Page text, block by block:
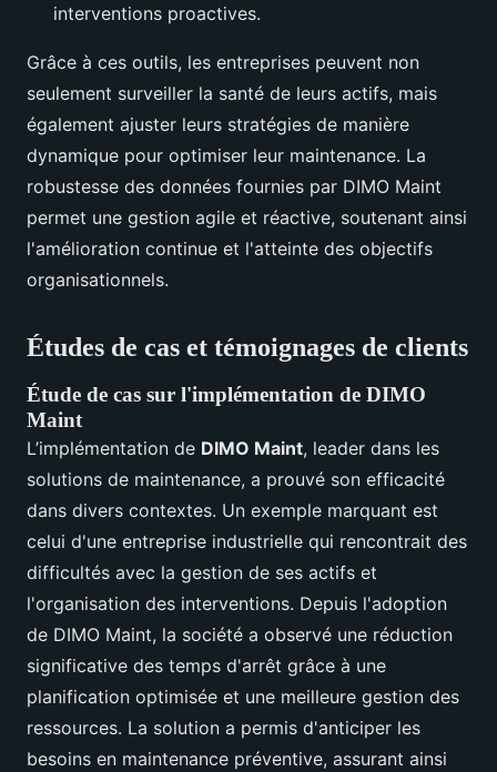
interventions proactives.
Grâce à ces outils, les entreprises peuvent non
seulement surveiller la santé de leurs actifs, mais
également ajuster leurs stratégies de manière
dynamique pour optimiser leur maintenance. La
robustesse des données fournies par DIMO Maint
permet une gestion agile et réactive, soutenant ainsi
l'amélioration continue et l'atteinte des objectifs
organisationnels.
Études de cas et témoignages de clients
Étude de cas sur l'implémentation de DIMO
Maint
L’implémentation de DIMO Maint, leader dans les
solutions de maintenance, a prouvé son efficacité
dans divers contextes. Un exemple marquant est
celui d'une entreprise industrielle qui rencontrait des
difficultés avec la gestion de ses actifs et
l'organisation des interventions. Depuis l'adoption
de DIMO Maint, la société a observé une réduction
significative des temps d'arrêt grâce à une
planification optimisée et une meilleure gestion des
ressources. La solution a permis d'anticiper les
besoins en maintenance préventive, assurant ainsi